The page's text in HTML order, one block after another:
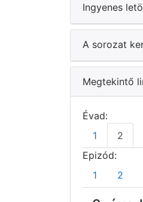
Ingyenes
A sorozat
Megtekintő
Évad:
1
2
Epizód:
1
2